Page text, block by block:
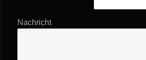
Nachricht